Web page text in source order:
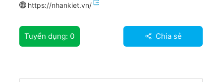
https://nhankiet.vn/
Tuyển dụng: 0 Chia sẻ